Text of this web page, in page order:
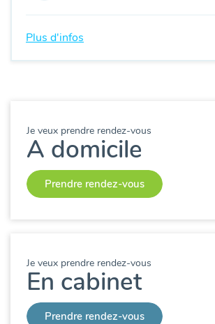
Plus d'infos
Je veux prendre rendez-vous
A domicile
Prendre rendez-vous
Je veux prendre rendez-vous
En cabinet
Prendre rendez-vous